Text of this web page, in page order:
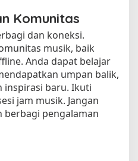
Komunitas
dan koneksi.
musik, baik
Anda dapat belajar
umpan balik,
inspirasi baru. Ikuti
jam musik. Jangan
pengalaman